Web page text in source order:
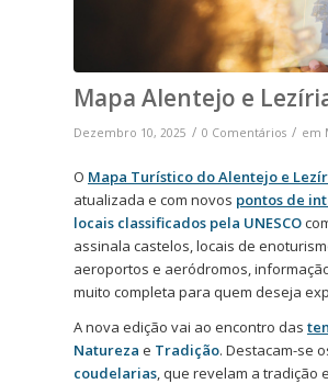
Mapa Alentejo e
Dezembro 10, 2025 / 0 Comentários / em
O Mapa Turístico do Alentejo e
atualizada e com novos pontos de
locais classificados pela UNESCO
assinala castelos, locais de
aeroportos e aeródromos,
muito completa para quem deseja
A nova edição vai ao encontro das
Natureza e Tradição. Destacam-se
coudelarias, que revelam a tradição